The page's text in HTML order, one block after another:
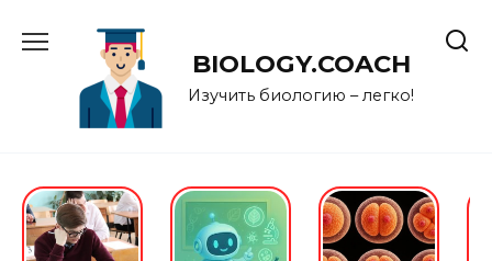
содержанию
BIOLOGY.COACH
Изучить биологию – легко!